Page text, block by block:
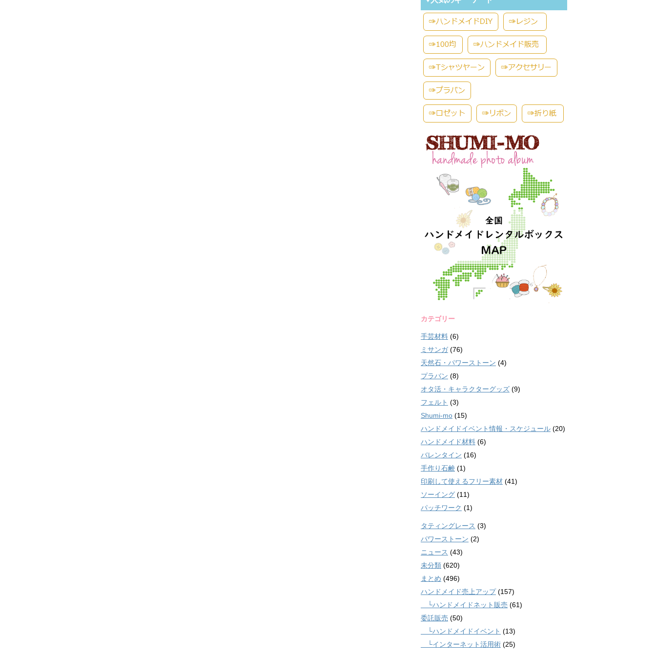
カテゴリー
手芸材料 (6)
ミサンガ(76)
天然石・パワーストーン (4)
プラバン (8)
オタ活・キャラクターグッズ (9)
フェルト (3)
Shumi-mo (15)
ハンドメイドイベント情報・スケジュール (20)
ハンドメイド材料 (6)
バレンタイン (16)
手作り石鹸 (1)
印刷して使えるフリー素材 (41)
ソーイング (11)
パッチワーク (1)
タティングレース (3)
パワーストーン (2)
ニュース (43)
未分類 (620)
まとめ (496)
ハンドメイド売上アップ(157)
└ハンドメイドネット販売 (61)
委託販売 (50)
└ハンドメイドイベント (13)
└インターネット活用術 (25)